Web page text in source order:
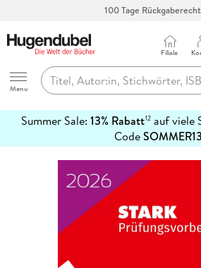
100 Tage
Hugendubel
Menu
Filiale
Summer Sale: 13% Rabatt12auf viele
CodeSOMMER13
erfahren